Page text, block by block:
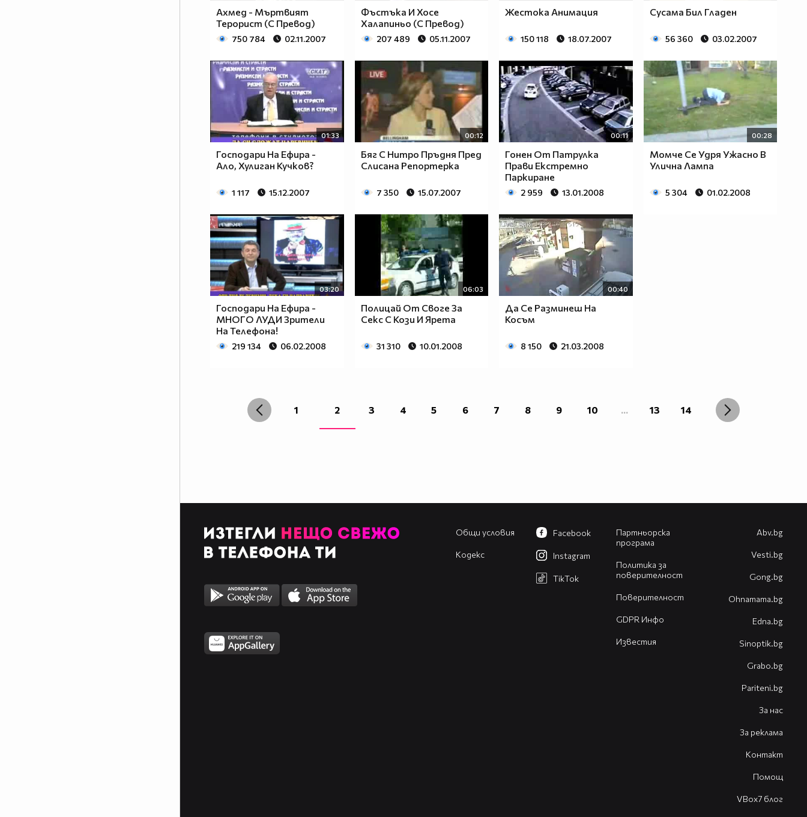
Ахмед - Мъртвият
Терорист (С Превод)
750 784 02.11.2007
Фъстъка И Хосе
Халапиньо (С Превод)
207 489 05.11.2007
Жестока Анимация
150 118 18.07.2007
Сусама Бил Гладен
56 360 03.02.2007
01:33
Господари На Ефира -
Ало, Хулиган Кучков?
1 117 15.12.2007
00:12
Бяг С Нитро Пръдня Пред
Слисана Репортерка
7 350 15.07.2007
00:11
Гонен От Патрулка
Прави Екстремно
Паркиране
2 959 13.01.2008
00:28
Момче Се Удря Ужасно В
Улична Лампа
5 304 01.02.2008
03:20
Господари На Ефира -
МНОГО ЛУДИ Зрители
На Teлефона!
219 134 06.02.2008
06:03
Полицай От Своге За
Секс С Кози И Ярета
31 310 10.01.2008
00:40
Да Се Разминеш На
Косъм
8 150 21.03.2008
1 2 3 4 5 6 7 8 9 10 ... 13 14
Общи условия
Кодекс
Партньорска
програма
Политика за
поверителност
Поверителност
GDPR Инфо
Известия
Facebook
Instagram
TikTok
Abv.bg
Vesti.bg
Gong.bg
Оhnamama.bg
Edna.bg
Sinoptik.bg
Grabo.bg
Pariteni.bg
За нас
За реклама
Контакт
Помощ
VBox7 блог